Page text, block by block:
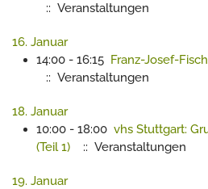
:: Veranstaltungen
16. Januar
14:00 - 16:15 Franz-Josef-
:: Veranstaltungen
18. Januar
10:00 - 18:00 vhs Stuttgart:
(Teil 1)
:: Veranstaltungen
19. Januar